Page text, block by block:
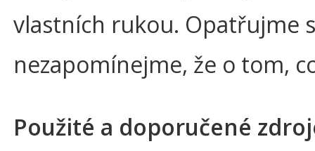
vlastních rukou. Opatřujme
nezapomínejme, že o tom,
Použité a doporučené